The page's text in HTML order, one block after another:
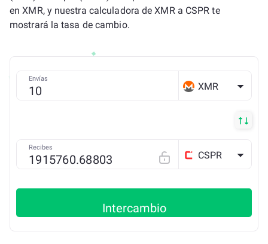
en XMR, y nuestra calculadora de XMR a CSPR te
mostrará la tasa de cambio.
Envías
XMR
Recibes
CSPR
Intercambio